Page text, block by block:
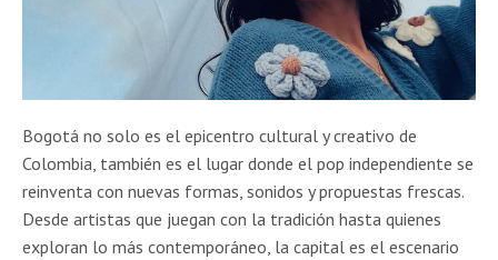
Bogotá no solo es el epicentro cultural y creativo de
Colombia, también es el lugar donde el pop independiente se
reinventa con nuevas formas, sonidos y propuestas frescas.
Desde artistas que juegan con la tradición hasta quienes
exploran lo más contemporáneo, la capital es el escenario